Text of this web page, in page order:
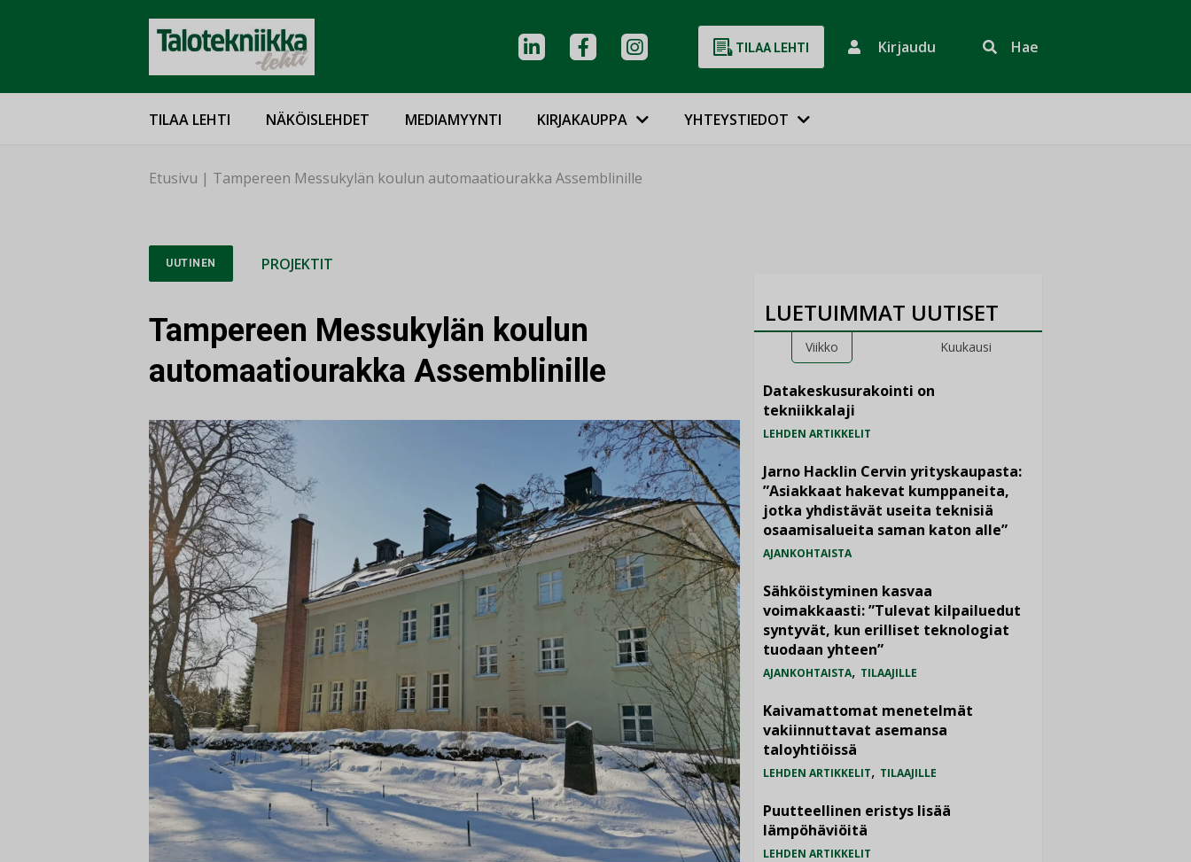
TILAA LEHTI Kirjaudu Hae
TILAA LEHTI NÄKÖISLEHDET MEDIAMYYNTI KIRJAKAUPPA YHTEYSTIEDOT
Etusivu | Tampereen Messukylän koulun automaatiourakka Assemblinille
UUTINEN PROJEKTIT
Tampereen Messukylän koulun
automaatiourakka Assemblinille
LUETUIMMAT UUTISET
Viikko Kuukausi
Datakeskusurakointi on
tekniikkalaji
LEHDEN ARTIKKELIT
Jarno Hacklin Cervin yrityskaupasta:
”Asiakkaat hakevat kumppaneita,
jotka yhdistävät useita teknisiä
osaamisalueita saman katon alle”
AJANKOHTAISTA
Sähköistyminen kasvaa
voimakkaasti: ”Tulevat kilpailuedut
syntyvät, kun erilliset teknologiat
tuodaan yhteen”
AJANKOHTAISTA, TILAAJILLE
Kaivamattomat menetelmät
vakiinnuttavat asemansa
taloyhtiöissä
LEHDEN ARTIKKELIT, TILAAJILLE
Puutteellinen eristys lisää
lämpöhäviöitä
LEHDEN ARTIKKELIT